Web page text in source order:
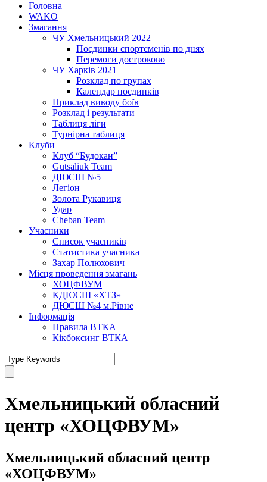
Головна
WAKO
Змагання
ЧУ Хмельницький 2022
Поєдинки спортсменів по днях
Перемоги достроково
ЧУ Харків 2021
Розклад по групах
Календар поєдинків
Приклад виводу боїв
Розклад і результати
Таблиця ліги
Турнірна таблиця
Клуби
Клуб “Будокан”
Gutsaliuk Team
ДЮСШ №5
Легіон
Золота Рукавиця
Удар
Cheban Team
Учасники
Список учасників
Статистика учасника
Захар Полюхович
Місця проведення змагань
ХОЦФВУМ
КДЮСШ «ХТЗ»
ДЮСШ №4 м.Рівне
Інформація
Правила ВТКА
Кікбоксинг ВТКА
Хмельницький обласний
центр «ХОЦФВУМ»
Хмельницький обласний центр
«ХОЦФВУМ»